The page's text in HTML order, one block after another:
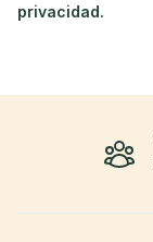
privacidad.